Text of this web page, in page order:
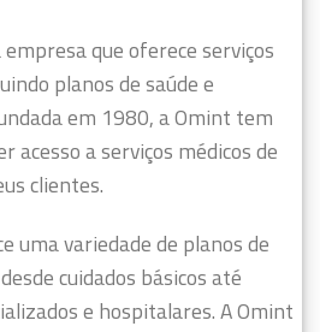
que oferece serviços
planos de saúde e
em 1980, a Omint tem
acesso a serviços médicos de
clientes.
uma variedade de planos de
cuidados básicos até
e hospitalares. A Omint